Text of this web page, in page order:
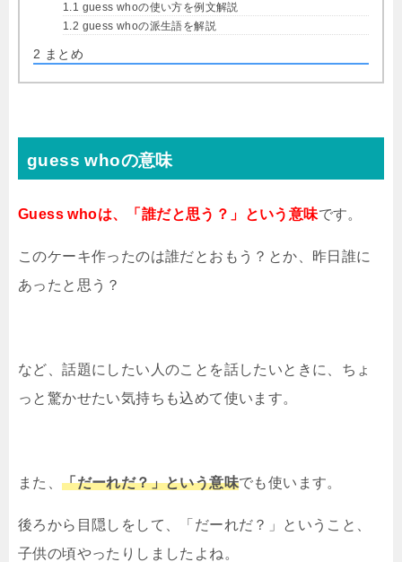
1.1 guess whoの使い方を例文解説
1.2 guess whoの派生語を解説
2 まとめ
guess whoの意味
Guess whoは、「誰だと思う？」という意味です。
このケーキ作ったのは誰だとおもう？とか、昨日誰に
あったと思う？
など、話題にしたい人のことを話したいときに、ちょ
っと驚かせたい気持ちも込めて使います。
また、「だーれだ？」という意味でも使います。
後ろから目隠しをして、「だーれだ？」ということ、
子供の頃やったりしましたよね。